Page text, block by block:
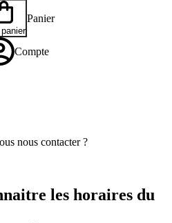
Panier
Compte
nous contacter ?
les horaires du